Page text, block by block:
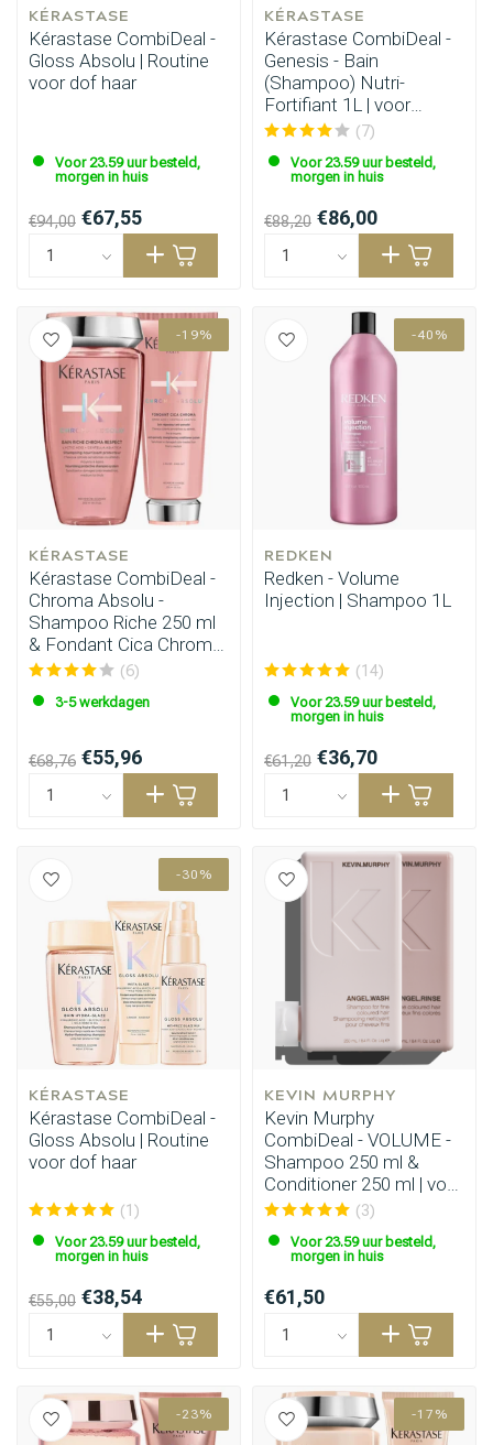
KÉRASTASE
Kérastase CombiDeal -
Gloss Absolu | Routine
voor dof haar
Voor 23.59 uur besteld,
morgen in huis
€94,00 €67,55
KÉRASTASE
Kérastase CombiDeal -
Genesis - Bain
(Shampoo) Nutri-
Fortifiant 1L | voor
dunner wordend haar
(7)
Voor 23.59 uur besteld,
morgen in huis
€88,20 €86,00
-19%
KÉRASTASE
Kérastase CombiDeal -
Chroma Absolu -
Shampoo Riche 250 ml
& Fondant Cica Chroma
200 ml
(6)
3-5 werkdagen
€68,76 €55,96
-40%
REDKEN
Redken - Volume
Injection | Shampoo 1L
(14)
Voor 23.59 uur besteld,
morgen in huis
€61,20 €36,70
-30%
KÉRASTASE
Kérastase CombiDeal -
Gloss Absolu | Routine
voor dof haar
(1)
Voor 23.59 uur besteld,
morgen in huis
€55,00 €38,54
KEVIN MURPHY
Kevin Murphy
CombiDeal - VOLUME -
Shampoo 250 ml &
Conditioner 250 ml | voor
fijn haar
(3)
Voor 23.59 uur besteld,
morgen in huis
€61,50
-23% -17%